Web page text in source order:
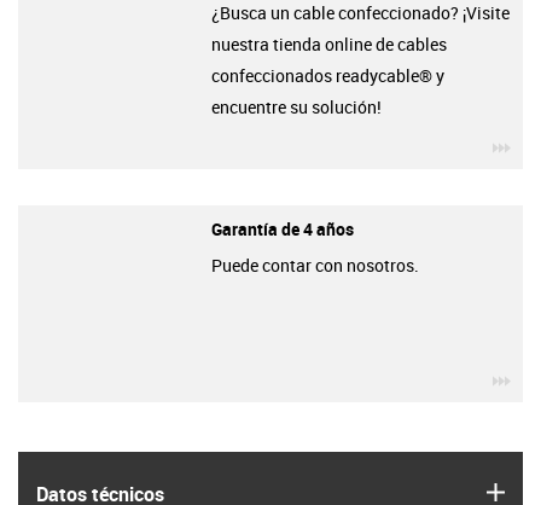
Datos técnicos
¿Busca un cable confeccionado? ¡Visite
nuestra tienda online de cables
confeccionados readycable® y
encuentre su solución!
Garantía de 4 años
Puede contar con nosotros.